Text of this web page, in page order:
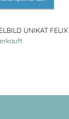
UNIKAT FELIX